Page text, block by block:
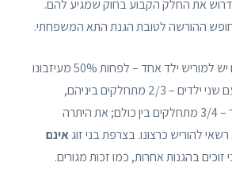
את החלק הקבוע בחוק שמגיע להם.
ההורשה לטובת הגנת התא המשפחתי.
אם יש למוריש ילד אחד – לפחות 50% מעיזבונו
חייבים ללכת לילד, עם שני ילדים – 2/3 מתחלקים ביניהם,
ושלושה ילדים או יותר – 3/4 מתחלקים בין כולם; את היתרה
להוריש כרצונו. בצרפת בני זוג אינם
זוכים בהגנות אחרות, כמו זכות מגורים.